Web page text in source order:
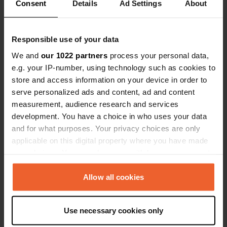
Consent Details Ad Settings About
Responsible use of your data
We and our 1022 partners process your personal data,
e.g. your IP-number, using technology such as cookies to
store and access information on your device in order to
serve personalized ads and content, ad and content
measurement, audience research and services
development. You have a choice in who uses your data
and for what purposes. Your privacy choices are only
applicable on this digital property where you have made
any time from the Cookie Declaration or by clicking on
the Privacy trigger icon.
Collect information about your geographical location
Allow all cookies
Use necessary cookies only
Contact
Locatie
Steenkuil
6666, Heteren, Nederland
51° 57' 16" N 5° 43' 51" E
51.95449 5.73094